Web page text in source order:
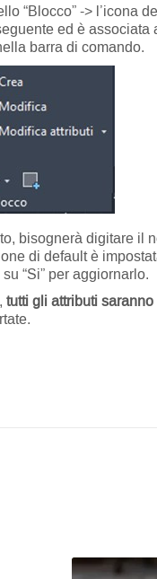
“Blocco” -> l’icona
ed è associata
barra di comando.
bisognerà digitare il
di default è
“Si” per aggiornarlo.
tutti gli attributi